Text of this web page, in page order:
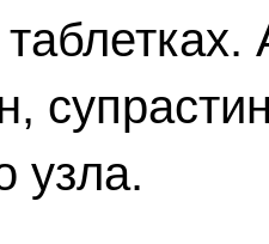
узла.